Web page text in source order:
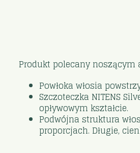
Produkt polecany
Powłoka włosia
Szczoteczka NITENS
opływowym kształcie.
Podwójna struktura
proporcjach. Długie,